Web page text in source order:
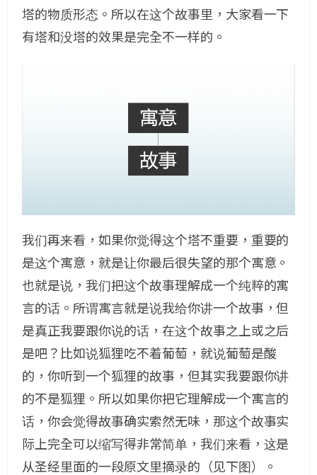
塔的物质形态。所以在这个故事里，大家看一下
有塔和没塔的效果是完全不一样的。
我们再来看，如果你觉得这个塔不重要，重要的
是这个寓意，就是让你最后很失望的那个寓意。
也就是说，我们把这个故事理解成一个纯粹的寓
言的话。所谓寓言就是说我给你讲一个故事，但
是真正我要跟你说的话，在这个故事之上或之后
是吧？比如说狐狸吃不着葡萄，就说葡萄是酸
的，你听到一个狐狸的故事，但其实我要跟你讲
的不是狐狸。所以如果你把它理解成一个寓言的
话，你会觉得故事确实索然无味，那这个故事实
际上完全可以缩写得非常简单，我们来看，这是
从圣经里面的一段原文里摘录的（见下图）。